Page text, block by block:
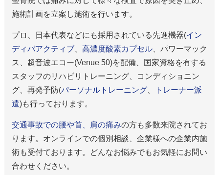
施術計画を立案し施術を行います。
プロ、日本代表などにも採用されている先進機器(イン
ディバアクティブ、 高濃度酸素カプセル、パワーマック
ス、超音波エコー(Venue 50)を配備、国家資格を有する
スタッフのリハビリトレーニング、コンディショニン
グ、再発予防(パーソナルトレーニング、
トレーナー派
遣)も行っております。
交通事故での腰や首、肩の痛みの方も多数来院されてお
ります。オンラインでの個別相談、企業様への企業内施
術も受付ております。どんなお悩みでもお気軽にお問い
合わせください。